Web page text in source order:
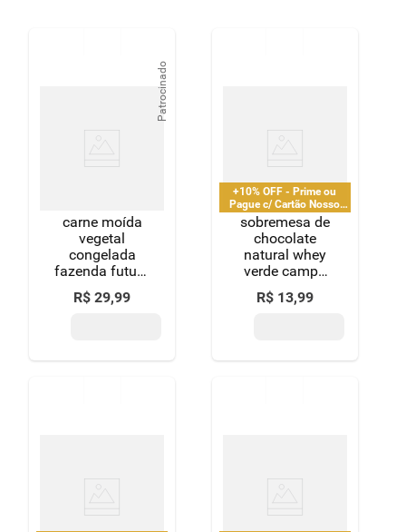
Patrocinado
carne moída
vegetal
congelada
fazenda futuro
4.0 bandeja
270g
R$ 29,99
+10% OFF - Prime ou
Pague c/ Cartão Nosso
Pay
sobremesa de
chocolate
natural whey
verde campo
130g
R$ 13,99
chocolate